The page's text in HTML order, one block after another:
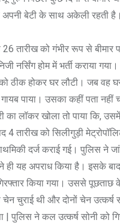
अपनी बेटी के साथ अकेली रहती
26 तारीख को गंभीर रूप से
नर्सिंग होम में भर्ती कराया
ठीक होकर घर लौटी। जब वह
पाया। उसका कहीं पता नहीं
का लॉकर खोला तो पाया कि,
4 तारीख को सिलीगुड़ी
दर्ज कराई गई। पुलिस ने
ही यह अपराध किया है। इसके
किया गया। उससे पूछताछ
चुराई थी और दोनों चेन उत्कर्ष
| पुलिस ने कल उत्कर्ष सोनी को